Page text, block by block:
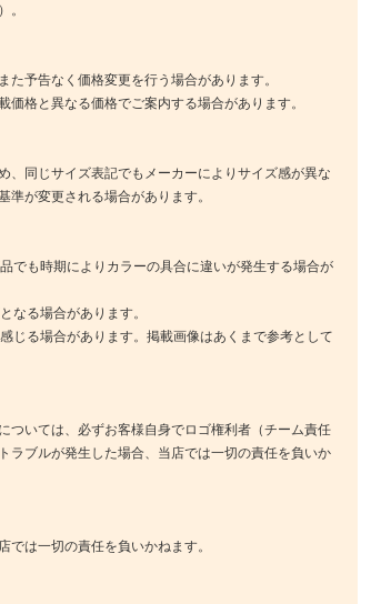
。
予告なく価格変更を行う場合があります。
格と異なる価格でご案内する場合があります。
、同じサイズ表記でもメーカーによりサイズ感が異な
が変更される場合があります。
でも時期によりカラーの具合に違いが発生する場合が
なる場合があります。
じる場合があります。掲載画像はあくまで参考として
ついては、必ずお客様自身でロゴ権利者（チーム責任
ラブルが発生した場合、当店では一切の責任を負いか
は一切の責任を負いかねます。